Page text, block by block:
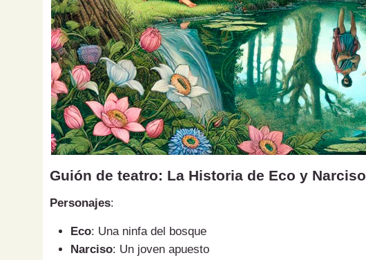
Guión de teatro: La Historia de Eco y Narciso
Personajes:
Eco: Una ninfa del bosque
Narciso: Un joven apuesto